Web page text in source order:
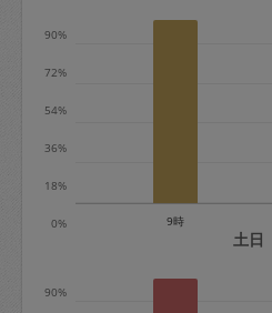
※キャンセル料金の設
0%
18%
36%
54%
72%
90%
9時
土日
90%